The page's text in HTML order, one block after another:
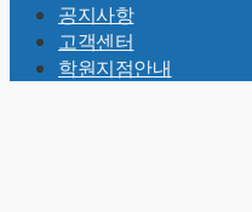
공지사항
고객센터
학원지점안내